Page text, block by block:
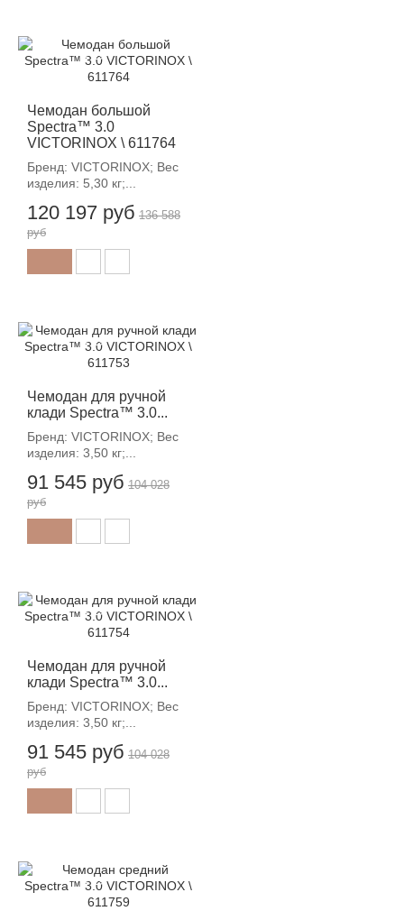
Чемодан большой
Spectra™ 3.0
VICTORINOX \ 611764
Бренд: VICTORINOX; Вес
изделия: 5,30 кг;...
120 197 руб
-12%
136 588
руб
Чемодан для ручной
клади Spectra™ 3.0...
Бренд: VICTORINOX; Вес
изделия: 3,50 кг;...
91 545 руб
-12%
104 028
руб
Чемодан для ручной
клади Spectra™ 3.0...
Бренд: VICTORINOX; Вес
изделия: 3,50 кг;...
91 545 руб
-12%
104 028
руб
-12%